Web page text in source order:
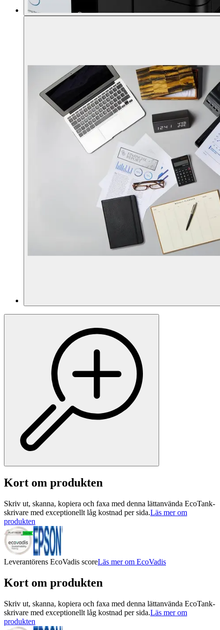
Kort om produkten
Skriv ut, skanna, kopiera och faxa med denna lättanvända EcoTank-
skrivare med exceptionellt låg kostnad per sida.Läs mer om
produkten
Leverantörens EcoVadis scoreLäs mer om EcoVadis
Kort om produkten
Skriv ut, skanna, kopiera och faxa med denna lättanvända EcoTank-
skrivare med exceptionellt låg kostnad per sida.Läs mer om
produkten